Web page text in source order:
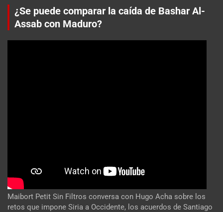
¿Se puede comparar la caída de Bashar Al-
Assab con Maduro?
Maibort Petit Sin Filtros conversa con Hugo Acha sobre los
retos que impone Siria a Occidente, los acuerdos de Santiago